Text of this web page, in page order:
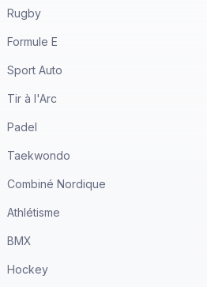
Rugby
Formule E
Sport Auto
Tir à l'Arc
Padel
Taekwondo
Combiné Nordique
Athlétisme
BMX
Hockey